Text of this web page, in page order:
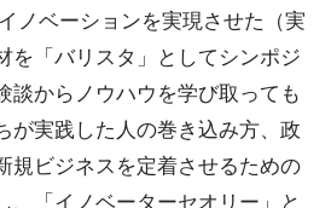
ノベーションを実現させた（実
を「バリスタ」としてシンポジ
談からノウハウを学び取っても
が実践した人の巻き込み方、政
規ビジネスを定着させるための
、「イノベーターセオリー」と